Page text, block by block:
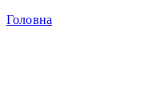
Головна